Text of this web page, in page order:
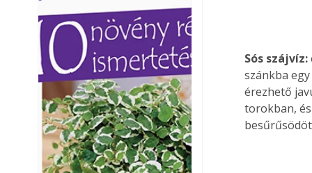
Sós szájvíz:
szánkba
érezhető
torokban,